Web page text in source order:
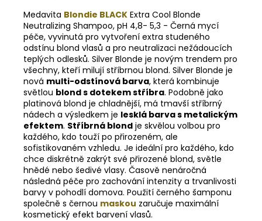
Medavita Blondie BLACK Extra Cool Blonde
Neutralizing Shampoo, pH 4,8- 5,3 - Černá mycí
péče, vyvinutá pro vytvoření extra studeného
odstínu blond vlasů a pro neutralizaci nežádoucích
teplých odlesků. Silver Blonde je novým trendem pro
všechny, kteří milují stříbrnou blond. Silver Blonde je
nová multi-odstínová barva, která kombinuje
světlou blond s dotekem stříbra. Podobně jako
platinová blond je chladnější, má tmavší stříbrný
nádech a výsledkem je lesklá barva s metalickým
efektem. Stříbrná blond je skvělou volbou pro
každého, kdo touží po přirozeném, ale
sofistikovaném vzhledu. Je ideální pro každého, kdo
chce diskrétně zakrýt své přirozené blond, světle
hnědé nebo šedivé vlasy. Časově nenáročná
následná péče pro zachování intenzity a trvanlivosti
barvy v pohodlí domova. Použití černého šamponu
společně s černou maskou zaručuje maximální
kosmetický efekt barvení vlasů.